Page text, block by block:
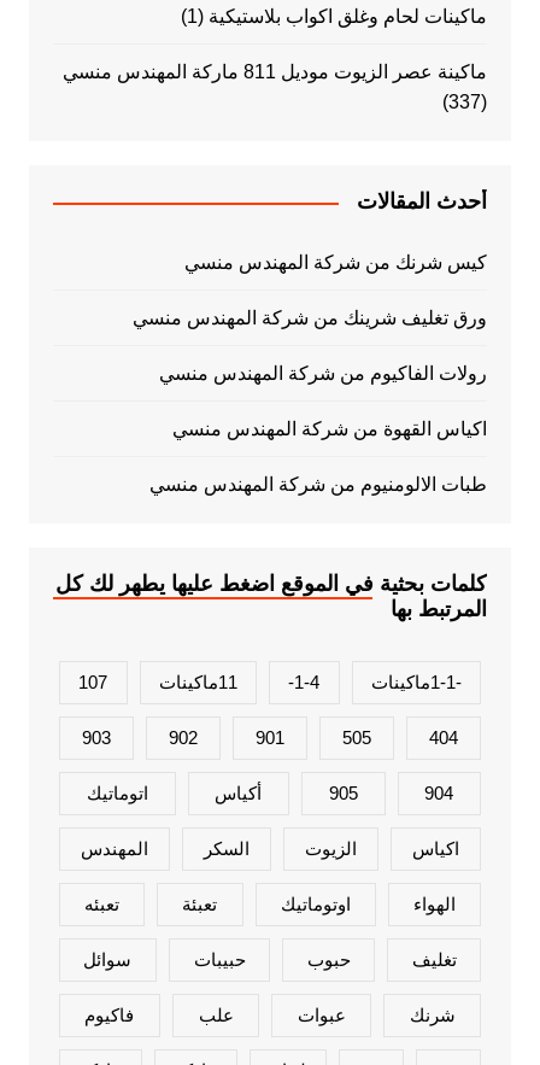
ماكينات لحام وغلق اكواب بلاستيكية (1)
ماكينة عصر الزيوت موديل 811 ماركة المهندس منسي
(337)
أحدث المقالات
كيس شرنك من شركة المهندس منسي
ورق تغليف شرينك من شركة المهندس منسي
رولات الفاكيوم من شركة المهندس منسي
اكياس القهوة من شركة المهندس منسي
طبات الالومنيوم من شركة المهندس منسي
كلمات بحثية في الموقع اضغط عليها يطهر لك كل
المرتبط بها
-1-1ماكينات 1-4- 11ماكينات 107
404
505
901
902
903
904
905 أكياس اتوماتيك
اكياس الزيوت السكر المهندس
الهواء اوتوماتيك تعبئة تعبئه
تغليف حبوب حبيبات سوائل
شرنك عبوات علب فاكيوم